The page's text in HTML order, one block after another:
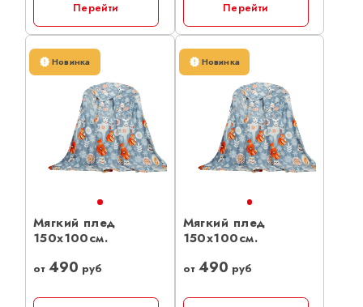
Перейти Перейти
Новинка
Мягкий плед
150х100см.
от 490 руб
Новинка
Мягкий плед
150х100см.
от 490 руб